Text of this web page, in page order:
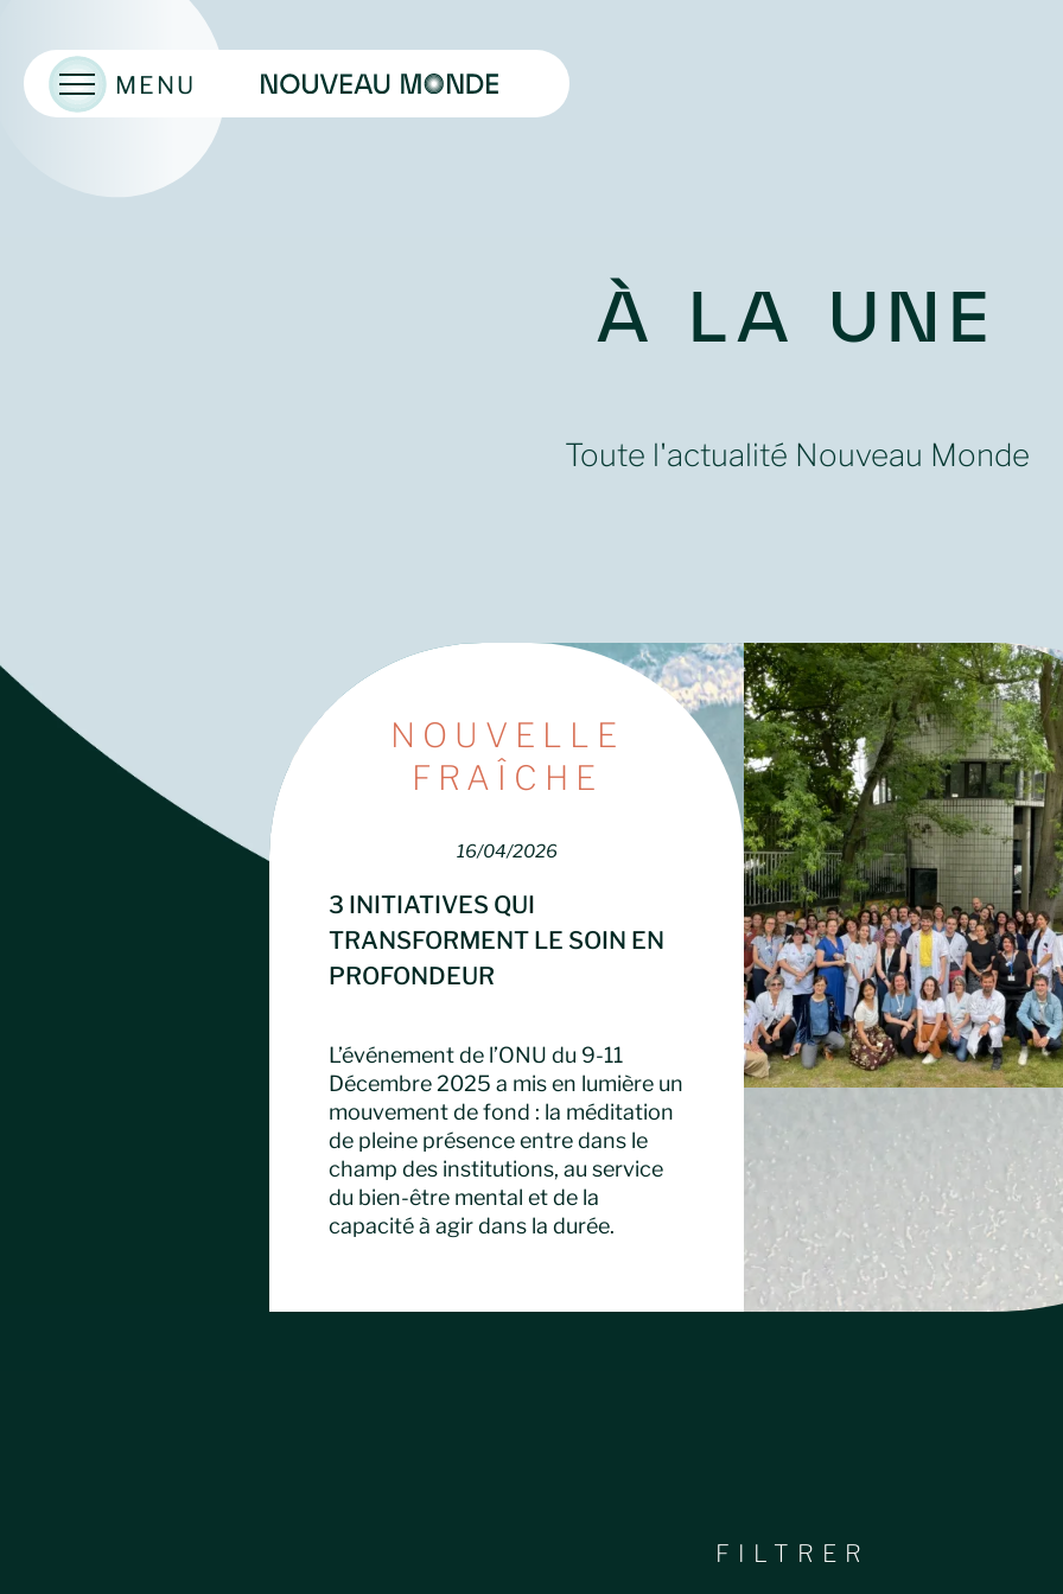
Toggle Menu
À LA UNE
Toute l'actualité Nouveau Monde
NOUVELLE
FRAÎCHE
16/04/2026
3 INITIATIVES QUI
TRANSFORMENT LE SOIN EN
PROFONDEUR
L’événement de l’ONU du 9-11
Décembre 2025 a mis en lumière un
mouvement de fond : la méditation
de pleine présence entre dans le
champ des institutions, au service
du bien-être mental et de la
capacité à agir dans la durée.
FILTRER